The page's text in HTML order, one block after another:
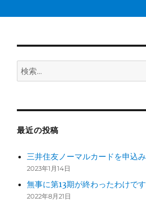
検
索:
最近の投稿
三井住友ノーマルカードを申込み
2023年1月14日
無事に第13期が終わったわけです
2022年8月21日